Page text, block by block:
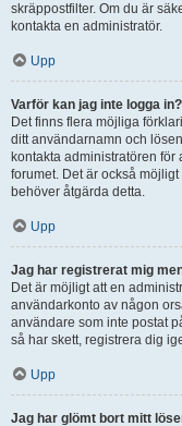
skräppostfilter. Om du är
kontakta en administratör.
Upp
Varför kan jag inte logga in?
Det finns flera möjliga
ditt användarnamn och
kontakta administratören för
forumet. Det är också
behöver åtgärda detta.
Upp
Jag har registrerat mig
Det är möjligt att en
användarkonto av någon
användare som inte postat
så har skett, registrera dig
Upp
Jag har glömt bort mitt